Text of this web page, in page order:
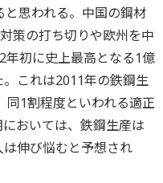
思われる。中国の鋼材
策の打ち切りや欧州を中
年初に史上最高となる1億
これは2011年の鉄鋼生
1割程度といわれる適正
おいては、鉄鋼生産は
伸び悩むと予想され